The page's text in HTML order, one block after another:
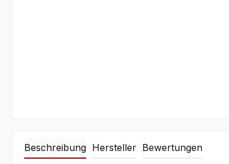
Beschreibung Hersteller Bewertungen